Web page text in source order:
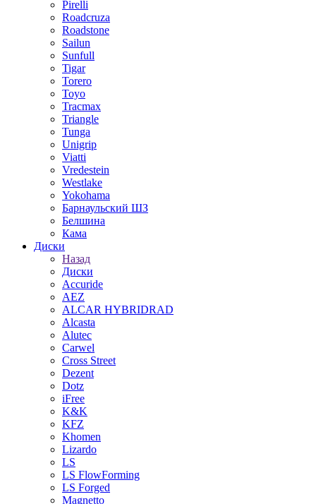
Pirelli
Roadcruza
Roadstone
Sailun
Sunfull
Tigar
Torero
Toyo
Tracmax
Triangle
Tunga
Unigrip
Viatti
Vredestein
Westlake
Yokohama
Барнаульский ШЗ
Белшина
Кама
Диски
Назад
Диски
Accuride
AEZ
ALCAR HYBRIDRAD
Alcasta
Alutec
Carwel
Cross Street
Dezent
Dotz
iFree
K&K
KFZ
Khomen
Lizardo
LS
LS FlowForming
LS Forged
Magnetto